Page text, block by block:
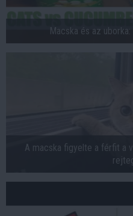
Macska és az
A macska figyelte a férfit a